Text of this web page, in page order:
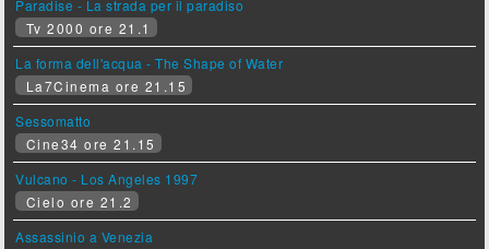
Paradise - La strada per il paradiso
Tv 2000 ore 21.1
La forma dell'acqua - The Shape of Water
La7Cinema ore 21.15
Sessomatto
Cine34 ore 21.15
Vulcano - Los Angeles 1997
Cielo ore 21.2
Assassinio a Venezia